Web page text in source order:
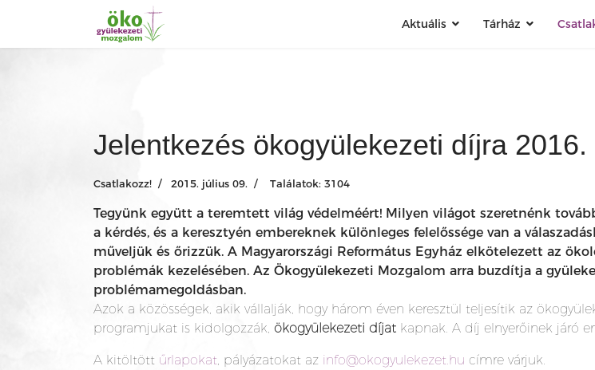
Aktuális Tárház
Jelentkezés ökogyülekezeti díjra 2016.
Csatlakozz! 2015. július 09. Találatok: 3104
Tegyünk együtt a teremtett világ védelméért! Milyen világot szeretnénk
a kérdés, és a keresztyén embereknek különleges felelőssége van a
műveljük és őrizzük. A Magyarországi Református Egyház elkötelezett az
problémák kezelésében. Az Ökogyülekezeti Mozgalom arra buzdítja a
problémamegoldásban.
Azok a közösségek, akik vállalják, hogy három éven keresztül teljesítik az
programjukat is kidolgozzák, ökogyülekezeti díjat kapnak. A díj elnyerőinek járó
A kitöltött űrlapokat, pályázatokat az info@okogyulekezet.hu címre várjuk.